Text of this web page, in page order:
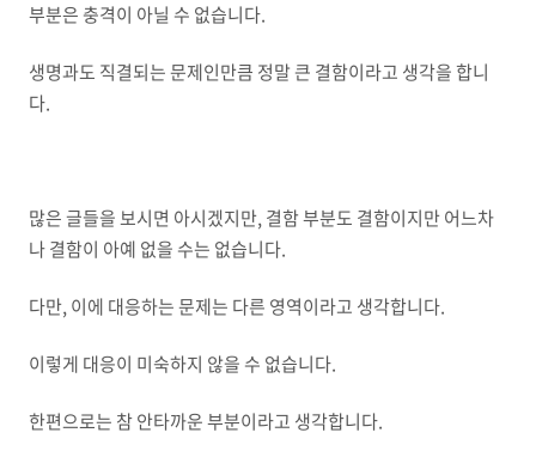
부분은 충격이 아닐 수 없습니다.
생명과도 직결되는 문제인만큼 정말 큰 결함이라고 생각을 합니
다.
많은 글들을 보시면 아시겠지만, 결함 부분도 결함이지만 어느차
나 결함이 아예 없을 수는 없습니다.
다만, 이에 대응하는 문제는 다른 영역이라고 생각합니다.
이렇게 대응이 미숙하지 않을 수 없습니다.
한편으로는 참 안타까운 부분이라고 생각합니다.